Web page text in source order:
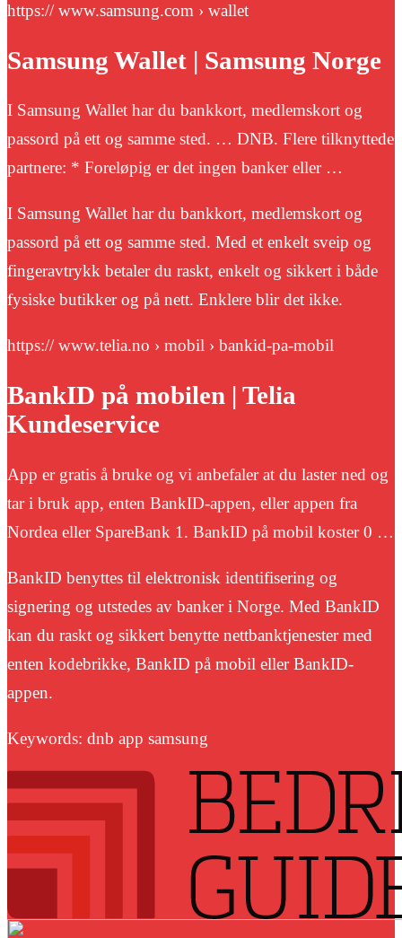
https:// www.samsung.com › wallet
Samsung Wallet | Samsung Norge
I Samsung Wallet har du bankkort, medlemskort og
passord på ett og samme sted. … DNB. Flere tilknyttede
partnere: * Foreløpig er det ingen banker eller …
I Samsung Wallet har du bankkort, medlemskort og
passord på ett og samme sted. Med et enkelt sveip og
fingeravtrykk betaler du raskt, enkelt og sikkert i både
fysiske butikker og på nett. Enklere blir det ikke.
https:// www.telia.no › mobil › bankid-pa-mobil
BankID på mobilen | Telia
Kundeservice
App er gratis å bruke og vi anbefaler at du laster ned og
tar i bruk app, enten BankID-appen, eller appen fra
Nordea eller SpareBank 1. BankID på mobil koster 0 …
BankID benyttes til elektronisk identifisering og
signering og utstedes av banker i Norge. Med BankID
kan du raskt og sikkert benytte nettbanktjenester med
enten kodebrikke, BankID på mobil eller BankID-
appen.
Keywords: dnb app samsung